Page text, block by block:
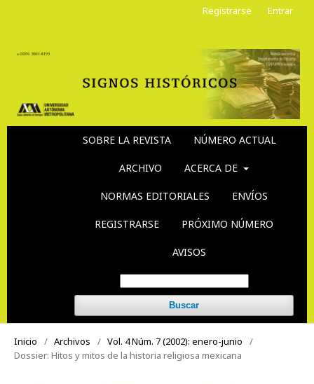
SOBRE LA REVISTA NÚMERO ACTUAL
ARCHIVO ACERCA DE
NORMAS EDITORIALES ENVÍOS
REGISTRARSE PRÓXIMO NÚMERO
AVISOS
Buscar
Registrarse Entrar
Inicio / Archivos / Vol. 4 Núm. 7 (2002): enero-junio
/
Dossier: Hitos y mitos de la historia religiosa mexicana